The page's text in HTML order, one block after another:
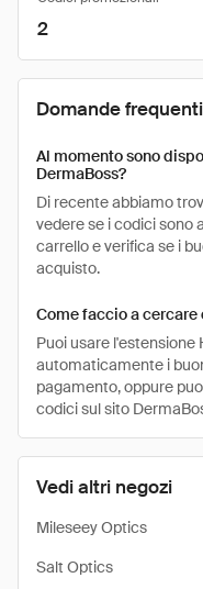
Vedi altri negozi
Mileseey Optics
Salt Optics
2
Domande frequenti
Al momento sono
DermaBoss?
Di recente abbiamo
vedere se i codici sono
carrello e verifica se i
acquisto.
Come faccio a cercare
Puoi usare l'estensione
automaticamente i
pagamento, oppure
codici sul sito